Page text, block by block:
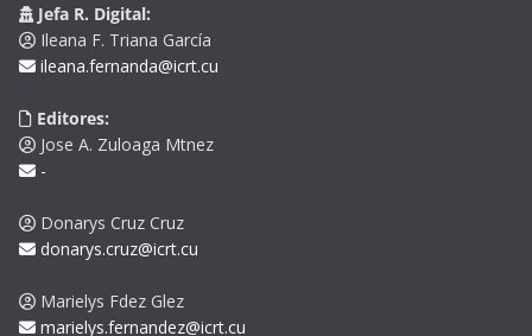
Jefa R. Digital:
Ileana F. Triana García
ileana.fernanda@icrt.cu
Editores:
Jose A. Zuloaga Mtnez
-
Donarys Cruz Cruz
donarys.cruz@icrt.cu
Marielys Fdez Glez
marielys.fernandez@icrt.cu